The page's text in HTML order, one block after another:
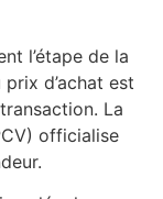
l’étape de la
d’achat est
La
officialise